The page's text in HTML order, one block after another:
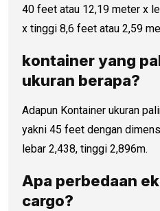
40 feet atau 12,19 meter x
x tinggi 8,6 feet atau 2,59
kontainer yang
ukuran berapa?
Adapun Kontainer ukuran
yakni 45 feet dengan
lebar 2,438, tinggi 2,896m.
Apa perbedaan
cargo?